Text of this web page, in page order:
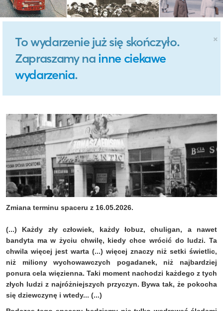
×
To wydarzenie już się skończyło.
Zapraszamy na inne ciekawe
wydarzenia.
Zmiana terminu spaceru z 16.05.2026.
(...) Każdy zły człowiek, każdy łobuz, chuligan, a nawet
bandyta ma w życiu chwilę, kiedy chce wrócić do ludzi. Ta
chwila więcej jest warta (...) więcej znaczy niż setki świetlic,
niż miliony wychowawczych pogadanek, niż najbardziej
ponura cela więzienna. Taki moment nachodzi każdego z tych
złych ludzi z najróżniejszych przyczyn. Bywa tak, że pokocha
się dziewczynę i wtedy... (...)